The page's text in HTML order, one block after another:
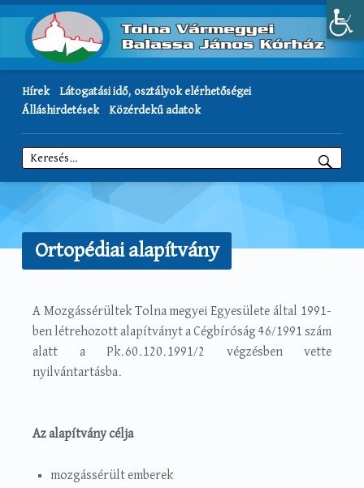
Hírek
Látogatási idő, osztályok elérhetőségei
Álláshirdetések
Közérdekű adatok
Keresés:
Ortopédiai alapítvány
A Mozgássérültek Tolna megyei Egyesülete által 1991-
ben létrehozott alapítványt a Cégbíróság 46/1991 szám
alatt a Pk.60.120.1991/2 végzésben vette
nyilvántartásba.
Az alapítvány célja
mozgássérült emberek